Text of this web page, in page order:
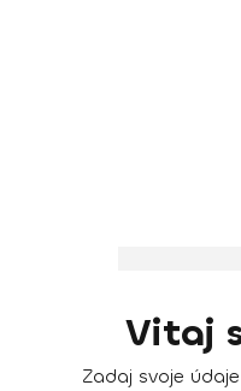
Vitaj
Zadaj svoje